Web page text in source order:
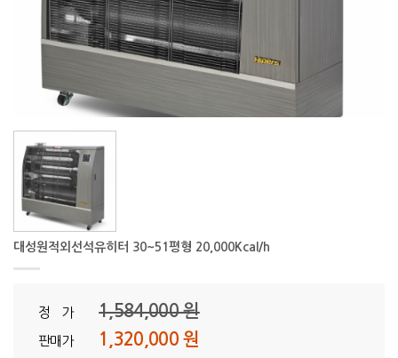
대성원적외선석유히터 30~51평형 20,000Kcal/h
정 가 1,584,000 원
판매가 1,320,000 원